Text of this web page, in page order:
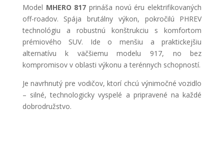
Model MHERO 817 prináša novú éru elektrifikovaných
off-roadov. Spája brutálny výkon, pokročilú PHREV
technológiu a robustnú konštrukciu s komfortom
prémiového SUV. Ide o menšiu a praktickejšiu
alternatívu k väčšiemu modelu 917, no bez
kompromisov v oblasti výkonu a terénnych schopností.
Je navrhnutý pre vodičov, ktorí chcú výnimočné vozidlo
– silné, technologicky vyspelé a pripravené na každé
dobrodružstvo.